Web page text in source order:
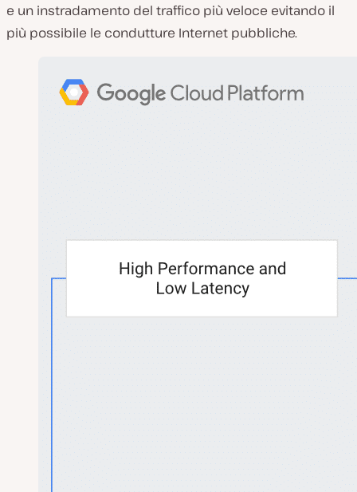
e un instradamento del traffico più veloce evitando il
più possibile le condutture Internet pubbliche.